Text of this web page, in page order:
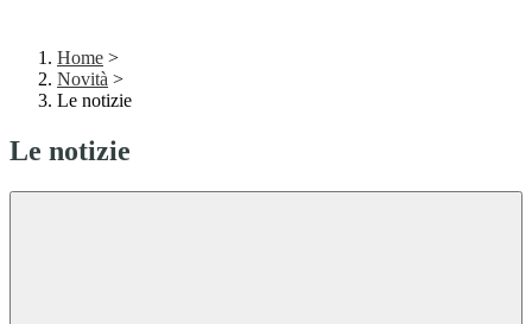
Home >
Novità >
Le notizie
Le notizie